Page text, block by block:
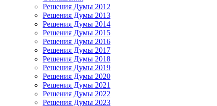
Решения Думы 2012
Решения Думы 2013
Решения Думы 2014
Решения Думы 2015
Решения Думы 2016
Решения Думы 2017
Решения Думы 2018
Решения Думы 2019
Решения Думы 2020
Решения Думы 2021
Решения Думы 2022
Решения Думы 2023